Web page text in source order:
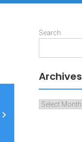
Search
Archives
Archives